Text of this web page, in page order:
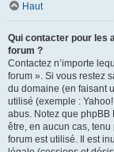
Haut
Qui contacter pour les
forum ?
Contactez n’importe
forum ». Si vous restez
du domaine (en faisant
utilisé (exemple :
abus. Notez que phpBB
être, en aucun cas,
forum est utilisé. Il est